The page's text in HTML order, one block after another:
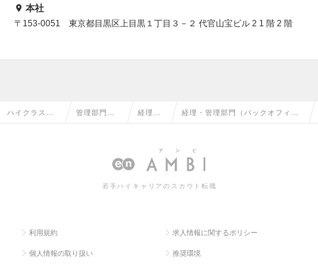
本社
〒153-0051 東京都目黒区上目黒１丁目３－２ 代官山宝ビル 2 1 階 2 階
ハイクラス求 管理部門系 経理の 経理・管理部門（バックオフィ
若手ハイキャリアのスカウト転職
利用規約 求人情報に関するポリシー
個人情報の取り扱い 推奨環境